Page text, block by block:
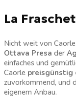
La
Nicht weit von
Ottava Presa der
einfaches und
Caorle preisgünstig
zuvorkommend, und
eigenem Anbau.